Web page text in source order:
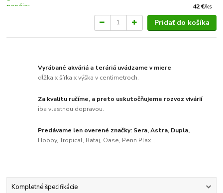
42 €/ks
Pridať do košíka
Vyrábané akváriá a teráriá uvádzame v miere
dĺžka x šírka x výška v centimetroch.
Za kvalitu ručíme, a preto uskutočňujeme rozvoz vivárií
iba vlastnou dopravou.
Predávame len overené značky: Sera, Astra, Dupla,
Hobby, Tropical, Rataj, Oase, Penn Plax...
Kompletné špecifikácie